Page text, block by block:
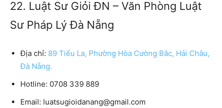
22. Luật Sư Giỏi ĐN – Văn Phòng Luật
Sư Pháp Lý Đà Nẵng
Địa chỉ: 89 Tiểu La, Phường Hòa Cường Bắc, Hải Châu,
Đà Nẵng.
Hotline: 0708 339 889
Email: luatsugioidanang@gmail.com